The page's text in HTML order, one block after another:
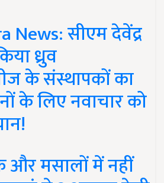
News: सीएम देवेंद्र
ध्रुव
के संस्थापकों का
के लिए नवाचार को
और मसालों में नहीं